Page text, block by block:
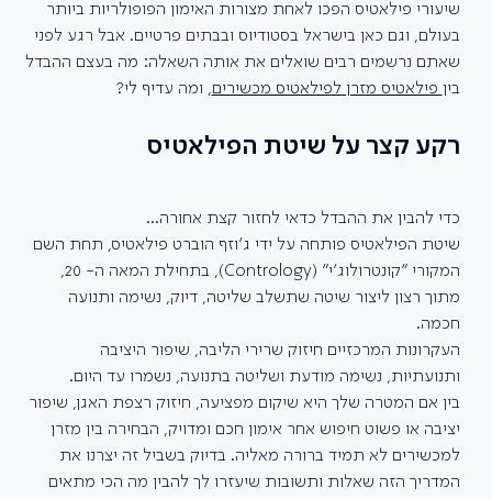
שיעורי פילאטיס הפכו לאחת מצורות האימון הפופולריות ביותר
בעולם, וגם כאן בישראל בסטודיוס ובבתים פרטיים. אבל רגע לפני
שאתם נרשמים רבים שואלים את אותה השאלה: מה בעצם ההבדל
בין פילאטיס מזרן לפילאטיס מכשירים, ומה עדיף לי?
רקע קצר על שיטת הפילאטיס
כדי להבין את ההבדל כדאי לחזור קצת אחורה...
שיטת הפילאטיס פותחה על ידי ג׳וזף הוברט פילאטיס, תחת השם
המקורי ״קונטרולוג׳י״ (Contrology), בתחילת המאה ה- 20,
מתוך רצון ליצור שיטה שתשלב שליטה, דיוק, נשימה ותנועה
חכמה.
העקרונות המרכזיים חיזוק שרירי הליבה, שיפור היציבה
ותנועתיות, נשימה מודעת ושליטה בתנועה, נשמרו עד היום.
בין אם המטרה שלך היא שיקום מפציעה, חיזוק רצפת האגן, שיפור
יציבה או פשוט חיפוש אחר אימון חכם ומדויק, הבחירה בין מזרן
למכשירים לא תמיד ברורה מאליה. בדיוק בשביל זה יצרנו את
המדריך הזה שאלות ותשובות שיעזרו לך להבין מה הכי מתאים